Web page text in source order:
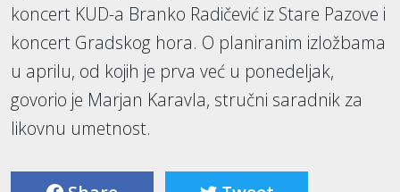
koncert KUD-a Branko Radičević iz Stare Pazove i
koncert Gradskog hora. O planiranim izložbama
u aprilu, od kojih je prva već u ponedeljak,
govorio je Marjan Karavla, stručni saradnik za
likovnu umetnost.